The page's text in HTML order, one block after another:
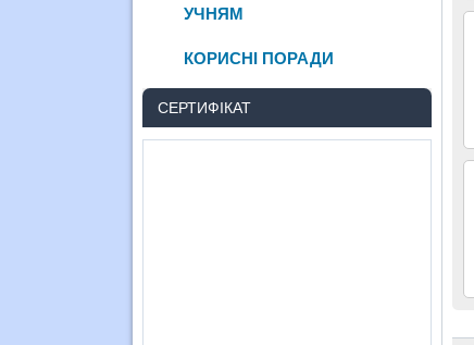
УЧНЯМ
КОРИСНІ ПОРАДИ
СЕРТИФІКАТ